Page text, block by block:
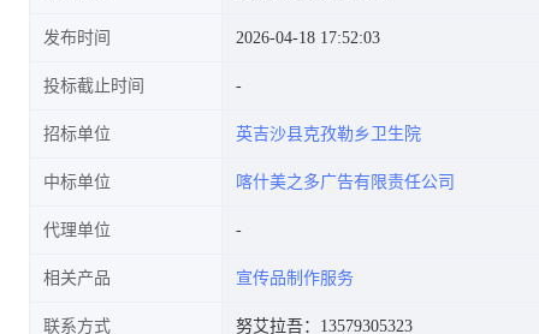
发布时间 2026-04-18 17:52:03
投标截止时间
招标单位 英吉沙县克孜勒乡卫生院
中标单位 喀什美之多广告有限责任公司
代理单位
相关产品 宣传品制作服务
联系方式 努艾拉吾：13579305323